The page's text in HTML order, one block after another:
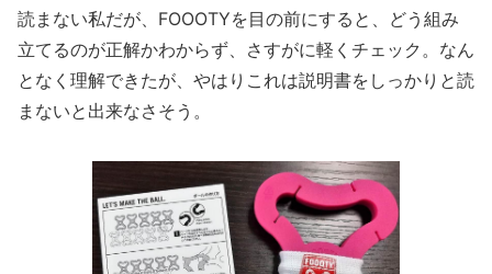
読まない私だが、FOOOTYを目の前にすると、どう組み
立てるのが正解かわからず、さすがに軽くチェック。なん
となく理解できたが、やはりこれは説明書をしっかりと読
まないと出来なさそう。